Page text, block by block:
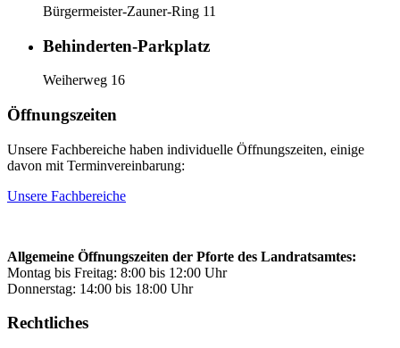
Bürgermeister-Zauner-Ring 11
Behinderten-Parkplatz
Weiherweg 16
Öffnungszeiten
Unsere Fachbereiche haben individuelle Öffnungszeiten, einige
davon mit Terminvereinbarung:
Unsere Fachbereiche
Allgemeine Öffnungszeiten der Pforte des Landratsamtes:
Montag bis Freitag: 8:00 bis 12:00 Uhr
Donnerstag: 14:00 bis 18:00 Uhr
Rechtliches